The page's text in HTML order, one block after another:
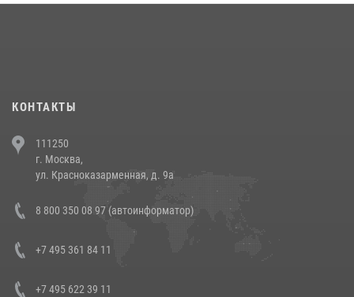
напавших на бригаду скорой помощи (видео)
14 июля 2026, 12:20
В Росгвардии прошла военно-научная конференция по обобщению
боевого опыта
КОНТАКТЫ
111250
г. Москва,
ул. Красноказарменная, д. 9а
8 800 350 08 97 (автоинформатор)
+7 495 361 84 11
+7 495 622 39 11